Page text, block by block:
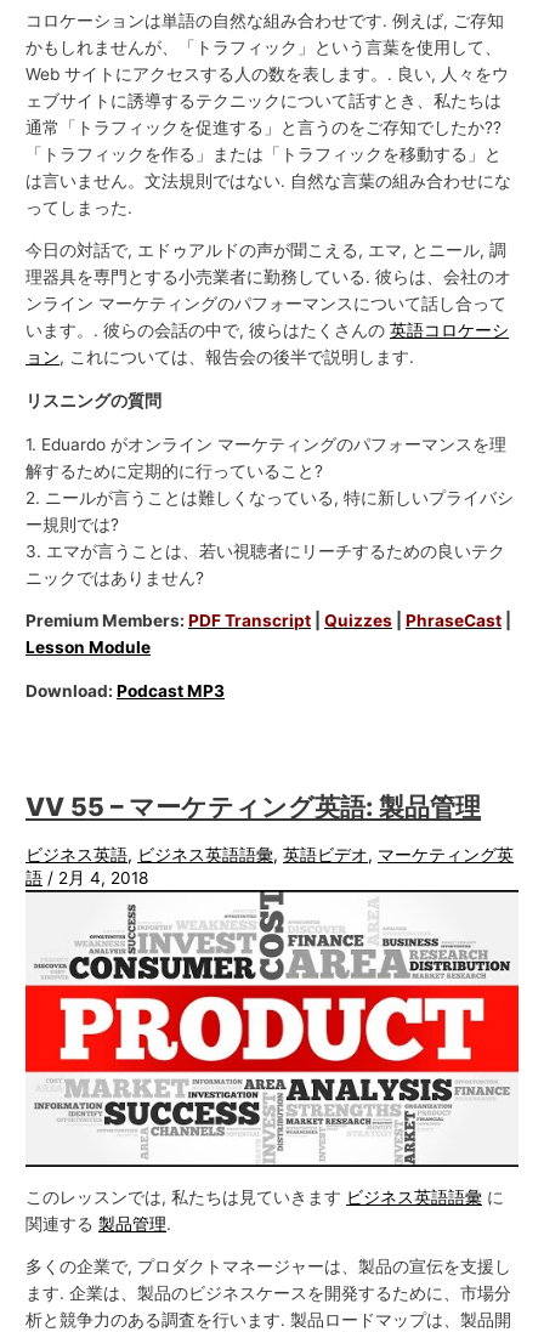
コロケーションは単語の自然な組み合わせです. 例えば, ご存知
かもしれませんが、「トラフィック」という言葉を使用して、
Web サイトにアクセスする人の数を表します。. 良い, 人々をウ
ェブサイトに誘導するテクニックについて話すとき、私たちは
通常「トラフィックを促進する」と言うのをご存知でしたか??
「トラフィックを作る」または「トラフィックを移動する」と
は言いません。文法規則ではない. 自然な言葉の組み合わせにな
ってしまった.
今日の対話で, エドゥアルドの声が聞こえる, エマ, とニール, 調
理器具を専門とする小売業者に勤務している. 彼らは、会社のオ
ンライン マーケティングのパフォーマンスについて話し合って
います。. 彼らの会話の中で, 彼らはたくさんの英語コロケーシ
ョン, これについては、報告会の後半で説明します.
リスニングの質問
1. Eduardo がオンライン マーケティングのパフォーマンスを理
解するために定期的に行っていること?
2. ニールが言うことは難しくなっている, 特に新しいプライバシ
ー規則では?
3. エマが言うことは、若い視聴者にリーチするための良いテク
ニックではありません?
Premium Members:PDF Transcript |Quizzes |PhraseCast
Lesson Module
Download:Podcast MP3
VV 55 – マーケティング英語: 製品管理
ビジネス英語, ビジネス英語語彙,英語ビデオ, マーケティング英
語 / 2月 4, 2018
このレッスンでは, 私たちは見ていきます ビジネス英語語彙 に
関連する製品管理.
多くの企業で, プロダクトマネージャーは、製品の宣伝を支援し
ます. 企業は、製品のビジネスケースを開発するために、市場分
析と競争力のある調査を行います. 製品ロードマップは、製品開